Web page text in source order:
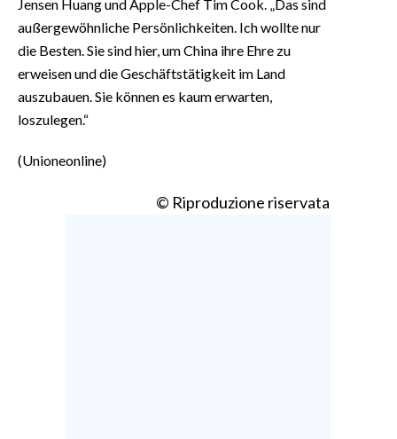
Jensen Huang und Apple-Chef Tim Cook. „Das sind
außergewöhnliche Persönlichkeiten. Ich wollte nur
die Besten. Sie sind hier, um China ihre Ehre zu
erweisen und die Geschäftstätigkeit im Land
auszubauen. Sie können es kaum erwarten,
loszulegen.“
(Unioneonline)
© Riproduzione riservata